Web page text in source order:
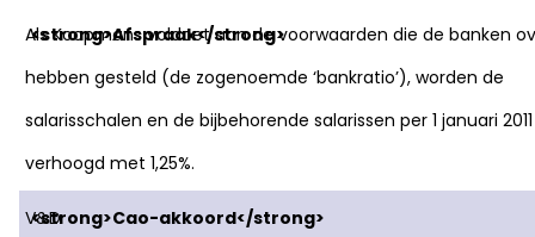
Als Koopmans voldoet aan de voorwaarden die de banken
hebben gesteld (de zogenoemde ‘bankratio’), worden de
salarisschalen en de bijbehorende salarissen per 1 januari 2011
verhoogd met 1,25%.
V&D